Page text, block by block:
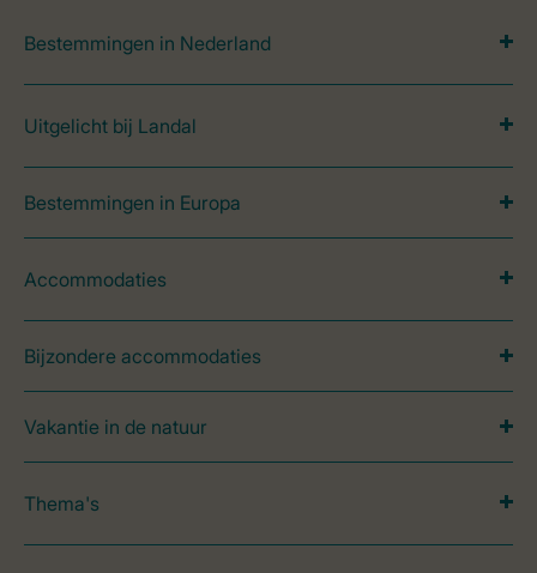
Bestemmingen in Nederland
Uitgelicht bij Landal
Bestemmingen in Europa
Accommodaties
Bijzondere accommodaties
Vakantie in de natuur
Thema's